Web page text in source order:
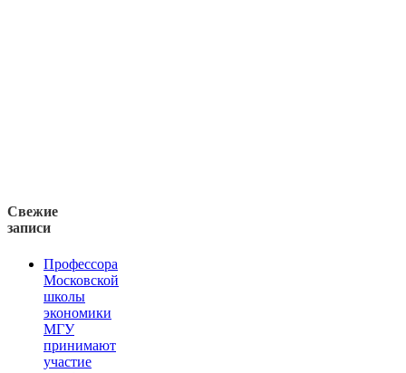
Свежие
записи
Профессора
Московской
школы
экономики
МГУ
принимают
участие